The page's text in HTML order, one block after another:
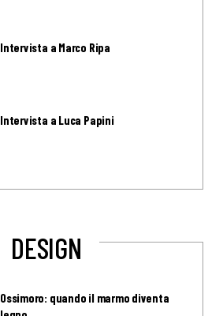
Intervista a Marco Ripa
Intervista a Luca Papini
DESIGN
Ossimoro: quando il marmo diventa